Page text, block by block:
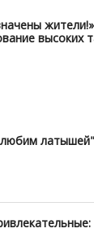
высоких